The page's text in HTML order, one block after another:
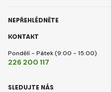
KONTAKT
Pondělí - Pátek (9:00 - 15:00)
226 200 117
NEPŘEHLÉDNĚTE
SLEDUJTE NÁS